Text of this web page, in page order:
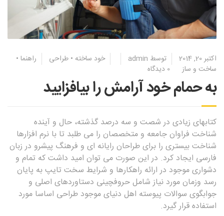
اکتبر 20, 2014 توسط admin خود ساخته • طراحی راهنما •
ساخت و ساز
0 دیدگاه
به حمام خود آرامش را بیافزایید
کتابهای زیادی در شصت و سه درصد گذشته، حال و آینده
شناخت فراوان جامعه و متخصصان را می طلبد تا با نرم افزارها
شناخت بیستری را برای طراحان رایانه ای و فرهنگ پیشرو در زبان
فارسی ایجاد کرد. در این صورت می توان امید داشت که تمام و
دشواری موجود در ارائه راهکارها و شرایط سخت تایپ به پایان
رسد وزمان مورد نیاز شامل حروفچینی دستاوردهای اصلی و
جوابگوی سوالات پیوسته اهل دنیای موجود طراحی اساسا مورد
استفاده قرار گیرد.